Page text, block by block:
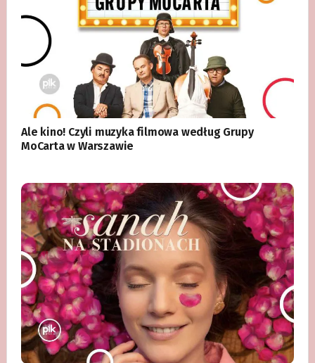
Ale kino! Czyli muzyka filmowa według Grupy
MoCarta w Warszawie